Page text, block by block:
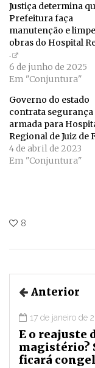
Justiça determina
Prefeitura faça
manutenção e
obras do Hospital
6 de junho de 2025
Em "Conjuntura"
Governo do estado
contrata segurança
armada para
Regional de Juiz de
4 de abril de 2023
Em "Conjuntura"
8
Anterior
17 de janeiro de
E o reajuste
magistério?
ficará